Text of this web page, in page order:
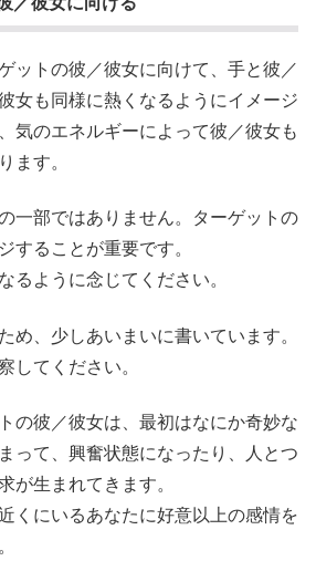
ットの彼／彼女に向けて、手と彼／
女も同様に熱くなるようにイメージ
気のエネルギーによって彼／彼女も
ます。
一部ではありません。ターゲットの
することが重要です。
るように念じてください。
め、少しあいまいに書いています。
してください。
の彼／彼女は、最初はなにか奇妙な
って、興奮状態になったり、人とつ
が生まれてきます。
くにいるあなたに好意以上の感情を